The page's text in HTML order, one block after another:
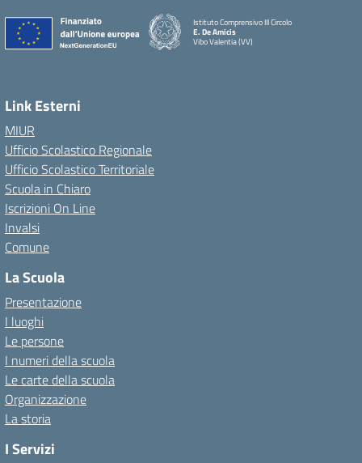
Istituto Comprensivo III Circolo
E. De Amicis
Vibo Valentia (VV)
Link Esterni
MIUR
Ufficio Scolastico Regionale
Ufficio Scolastico Territoriale
Scuola in Chiaro
Iscrizioni On Line
Invalsi
Comune
La Scuola
Presentazione
I luoghi
Le persone
I numeri della scuola
Le carte della scuola
Organizzazione
La storia
I Servizi